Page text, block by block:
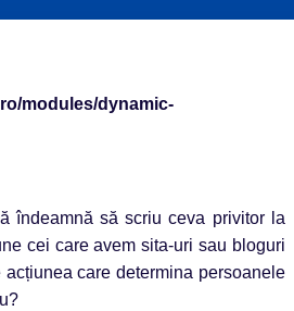
modules/dynamic-
îndeamnă să scriu ceva privitor la
cei care avem sita-uri sau bloguri
care determina persoanele